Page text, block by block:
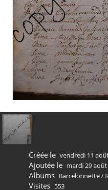
Créée le vendredi 11
Ajoutée le mardi 29 août
Albums Barcelonnette/
Visites 553